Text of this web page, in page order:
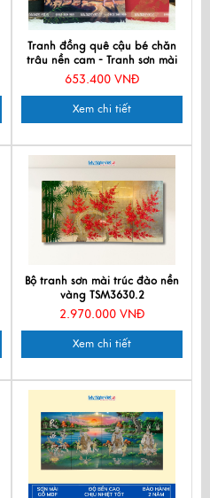
Tranh đồng quê cậu bé chăn
trâu nền cam - Tranh sơn mài
TSMTBL343-2
653.400 VNĐ
Xem chi tiết
Bộ tranh sơn mài trúc đào nền
vàng TSM3630.2
2.970.000 VNĐ
Xem chi tiết